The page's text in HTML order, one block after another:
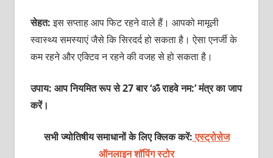
सेहत:इस सप्‍ताह आप फिट रहने वाले हैं। आपको मामूली
स्‍वास्‍थ्‍य समस्‍याएं जैसे कि सिरदर्द हो सकता है। ऐसा एनर्जी के
कम रहने और एक्टिव न रहने की वजह से हो सकता है।
उपाय: आप नियमित रूप से 27 बार ‘ॐ राहवे नम:’ मंत्र का जाप
करें।
सभी ज्योतिषीय समाधानों के लिए क्लिक करें: एस्ट्रोसेज
ऑनलाइन शॉपिंग स्टोर